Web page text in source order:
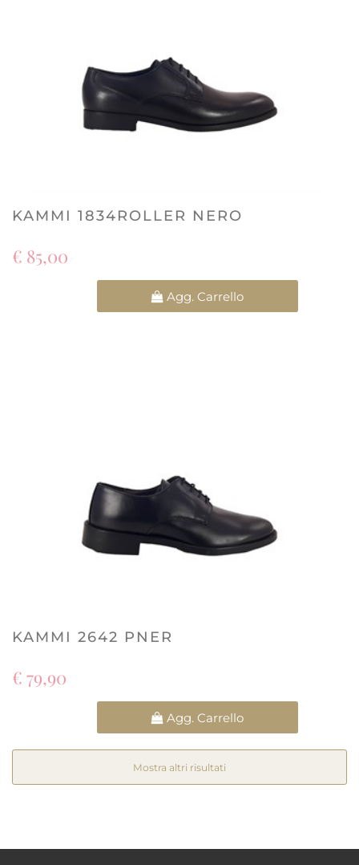
KAMMI 1834ROLLER NERO
€ 85,00
Agg. Carrello
KAMMI 2642 PNER
€ 79,90
Agg. Carrello
Mostra altri risultati